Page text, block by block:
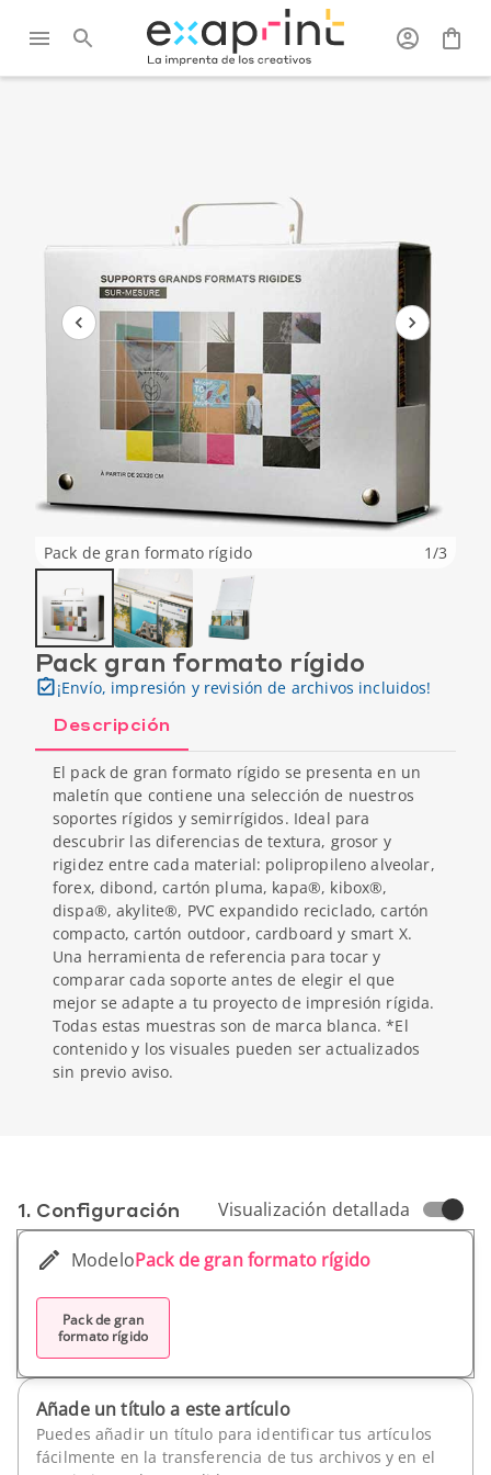
Pack de gran formato rígido 1/3
Pack gran formato rígido
¡Envío, impresión y revisión de archivos incluidos!
Descripción
El pack de gran formato rígido se presenta en un
maletín que contiene una selección de nuestros
soportes rígidos y semirrígidos. Ideal para
descubrir las diferencias de textura, grosor y
rigidez entre cada material: polipropileno alveolar,
forex, dibond, cartón pluma, kapa®, kibox®,
dispa®, akylite®, PVC expandido reciclado, cartón
compacto, cartón outdoor, cardboard y smart X.
Una herramienta de referencia para tocar y
comparar cada soporte antes de elegir el que
mejor se adapte a tu proyecto de impresión rígida.
Todas estas muestras son de marca blanca. *El
contenido y los visuales pueden ser actualizados
sin previo aviso.
1. Conf­iguración Visualización detallada
ModeloPack de gran formato rígido
Pack de gran
formato rígido
Añade un título a este artículo
Puedes añadir un título para identificar tus artículos
fácilmente en la transferencia de tus archivos y en el